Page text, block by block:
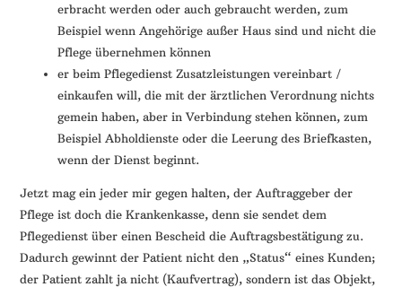
erbracht werden oder auch gebraucht werden, zum
Beispiel wenn Angehörige außer Haus sind und nicht die
Pflege übernehmen können
er beim Pflegedienst Zusatzleistungen vereinbart /
einkaufen will, die mit der ärztlichen Verordnung nichts
gemein haben, aber in Verbindung stehen können, zum
Beispiel Abholdienste oder die Leerung des Briefkasten,
wenn der Dienst beginnt.
Jetzt mag ein jeder mir gegen halten, der Auftraggeber der
Pflege ist doch die Krankenkasse, denn sie sendet dem
Pflegedienst über einen Bescheid die Auftragsbestätigung zu.
Dadurch gewinnt der Patient nicht den „Status“ eines Kunden;
der Patient zahlt ja nicht (Kaufvertrag), sondern ist das Objekt,